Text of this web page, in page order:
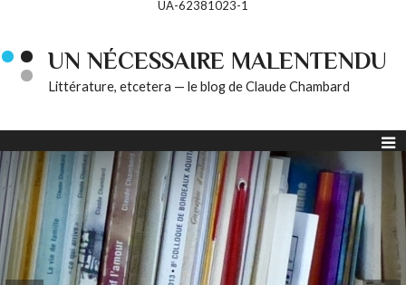
UA-62381023-1
UN NÉCESSAIRE MALENTENDU
Littérature, etcetera — le blog de Claude Chambard